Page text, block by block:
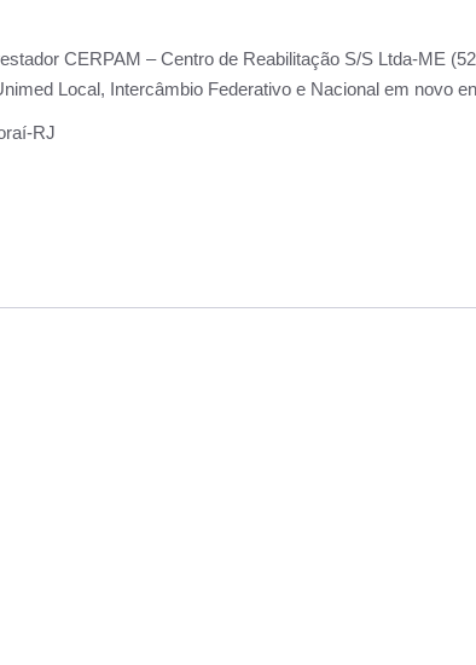
CERPAM – Centro de Reabilitação S/S Ltda-ME
Local, Intercâmbio Federativo e Nacional em novo
RJ